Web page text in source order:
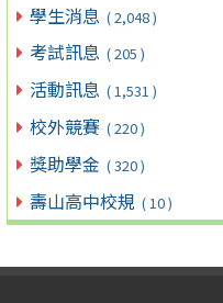
學生消息 ( 2,048 )
考試訊息 ( 205 )
活動訊息 ( 1,531 )
校外競賽 ( 220 )
獎助學金 ( 320 )
壽山高中校規 ( 10 )